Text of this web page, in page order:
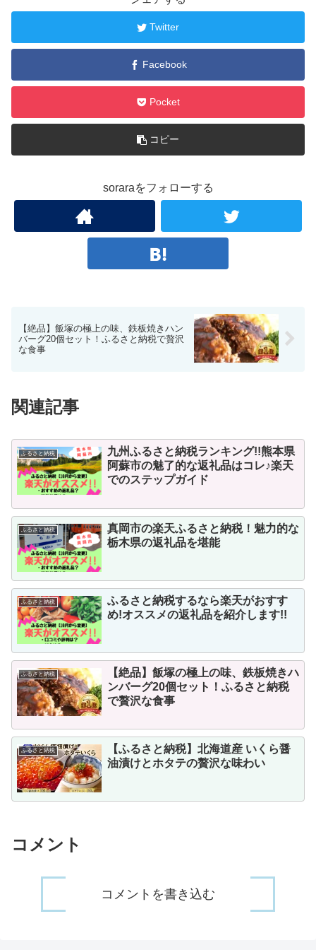
Twitter
Facebook
Pocket
コピー
soraraをフォローする
【絶品】飯塚の極上の味、鉄板焼きハン
バーグ20個セット！ふるさと納税で贅沢
な食事
関連記事
ふるさと納税
九州ふるさと納税ランキング!!熊本県
阿蘇市の魅了的な返礼品はコレ♪楽天
でのステップガイド
ふるさと納税
真岡市の楽天ふるさと納税！魅力的な
栃木県の返礼品を堪能
ふるさと納税
ふるさと納税するなら楽天がおすす
め!オススメの返礼品を紹介します!!
ふるさと納税
【絶品】飯塚の極上の味、鉄板焼きハ
ンバーグ20個セット！ふるさと納税
で贅沢な食事
ふるさと納税
【ふるさと納税】北海道産 いくら醤
油漬けとホタテの贅沢な味わい
コメント
コメントを書き込む